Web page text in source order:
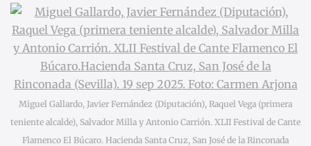
Miguel Gallardo, Javier Fernández (Diputación), Raquel Vega (primera
teniente alcalde), Salvador Milla y Antonio Carrión. XLII Festival de Cante
Flamenco El Búcaro. Hacienda Santa Cruz, San José de la Rinconada